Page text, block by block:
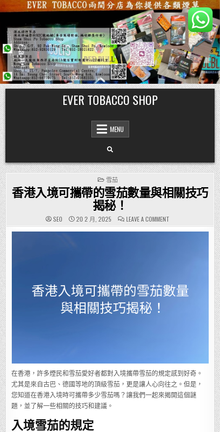
Skip
to
content
EVER TOBACCO SHOP
MENU
POSTED
IN
雪茄
香港入境可攜帶的雪茄數量與相關技巧
揭秘！
SEO 20 2 月, 2025 LEAVE A COMMENT
香
港
數
量
與
在香港，許多煙民和雪茄愛好者都對入境攜帶雪茄的規定感到好奇。
尤其是來自古巴、德國等地的頂級雪茄，更是讓人心向往之。但是，
您知道在香港入境時可攜帶多少雪茄嗎？讓我們一起來揭開這個謎
題，並了解一些相關的技巧和建議。
入境雪茄的規定